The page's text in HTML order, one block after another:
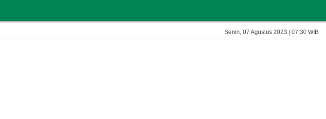
Senin, 07 Agustus 2023 | 07:30 WIB